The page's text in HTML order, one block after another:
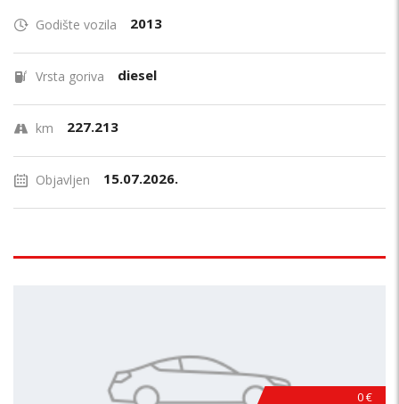
Godište vozila 2013
Vrsta goriva diesel
km 227.213
Objavljen 15.07.2026.
0 €